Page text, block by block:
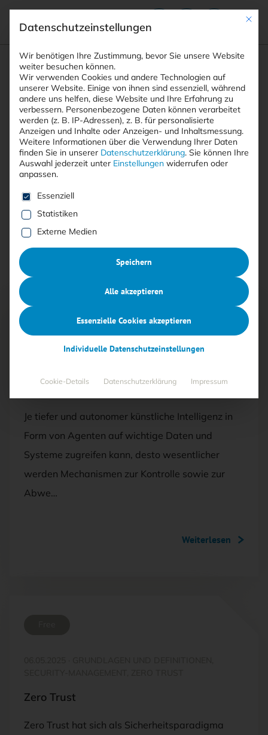
Suchfeld
Suchen
Breadcrumb-Navigation
STARTSEITE LEAST PRIVILEGE PRINZIP
Alle Beiträge mit dem
Schlagwort “Least Privilege
Prinzip”
<kes>+
Umsicht und Aufsicht
Je tiefer und autonomer künstliche Intelligenz in
Form von Agenten auf wichtige Daten und
Systeme zugreifen kann, desto wesentlicher
werden Mechanismen zur Kontrolle sowie zur
Abwe…
Weiterlesen
Zero Trust
Zero Trust hat sich als Sicherheitsparadigma
Mit
Datenschutzeinstellungen
Wir benötigen Ihre Zustimmung, bevor Sie unsere Website
weiter besuchen können.
Wir verwenden Cookies und andere Technologien auf
unserer Website. Einige von ihnen sind essenziell, während
andere uns helfen, diese Website und Ihre Erfahrung zu
verbessern. Personenbezogene Daten können verarbeitet
werden (z. B. IP-Adressen), z. B. für personalisierte
Anzeigen und Inhalte oder Anzeigen- und Inhaltsmessung.
Weitere Informationen über die Verwendung Ihrer Daten
finden Sie in unserer Datenschutzerklärung. Sie können Ihre
Auswahl jederzeit unter Einstellungen widerrufen oder
anpassen.
Es folgt eine Liste der Service-Gruppen, für die eine
Essenziell
Statistiken
Externe Medien
Speichern
Alle akzeptieren
Essenzielle Cookies akzeptieren
Individuelle Datenschutzeinstellungen
Cookie-Details Datenschutzerklärung Impressum